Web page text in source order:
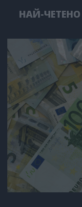
НАЙ-